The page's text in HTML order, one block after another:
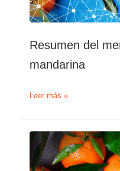
Resumen del
mandarina
Resumen
mercado
global
mandarina
Leer más »